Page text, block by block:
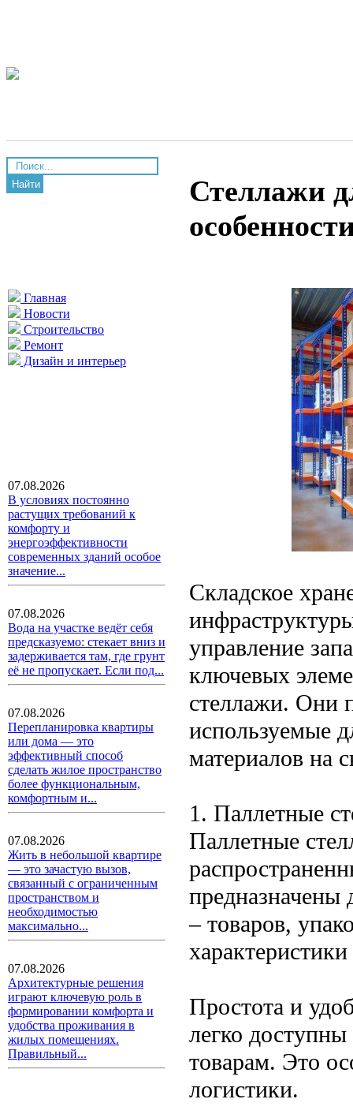
Найти
Главная
Новости
Строительство
Ремонт
Дизайн и интерьер
07.08.2026
В условиях постоянно
растущих требований к
комфорту и
энергоэффективности
современных зданий особое
значение...
07.08.2026
Вода на участке ведёт себя
предсказуемо: стекает вниз и
задерживается там, где грунт
её не пропускает. Если под...
07.08.2026
Перепланировка квартиры
или дома — это
эффективный способ
сделать жилое пространство
более функциональным,
комфортным и...
07.08.2026
Жить в небольшой квартире
— это зачастую вызов,
связанный с ограниченным
пространством и
необходимостью
максимально...
07.08.2026
Архитектурные решения
играют ключевую роль в
формировании комфорта и
удобства проживания в
жилых помещениях.
Правильный...
Стеллажи
Складское
управление
ключевых
стеллажи. Они
используемые
материалов на
1. Паллетные
Паллетные
предназначены
– товаров,
Простота и
легко
товарам. Это
логистики.